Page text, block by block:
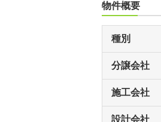
物件概要
種別
分譲会社
施工会社
設計会社